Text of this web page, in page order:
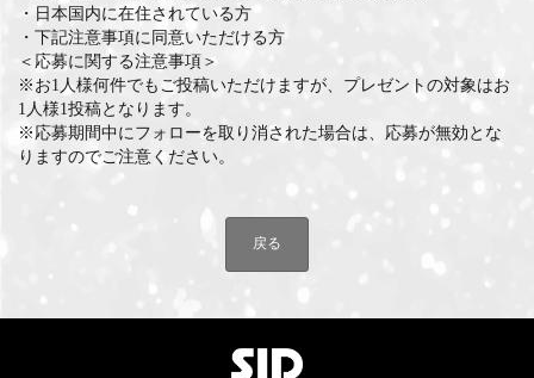
・日本国内に在住されている方
・下記注意事項に同意いただける方
＜応募に関する注意事項＞
※お1人様何件でもご投稿いただけますが、プレゼントの対象はお
1人様1投稿となります。
※応募期間中にフォローを取り消された場合は、応募が無効とな
りますのでご注意ください。
戻る